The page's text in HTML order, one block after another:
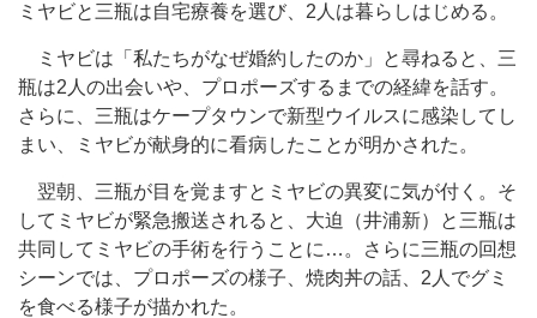
ミヤビと三瓶は自宅療養を選び、2人は暮らしはじめる。
ミヤビは「私たちがなぜ婚約したのか」と尋ねると、三
瓶は2人の出会いや、プロポーズするまでの経緯を話す。
さらに、三瓶はケープタウンで新型ウイルスに感染してし
まい、ミヤビが献身的に看病したことが明かされた。
翌朝、三瓶が目を覚ますとミヤビの異変に気が付く。そ
してミヤビが緊急搬送されると、大迫（井浦新）と三瓶は
共同してミヤビの手術を行うことに…。さらに三瓶の回想
シーンでは、プロポーズの様子、焼肉丼の話、2人でグミ
を食べる様子が描かれた。